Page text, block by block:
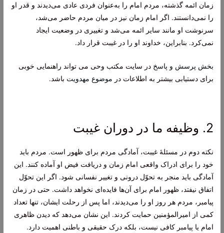
زمان ائمه گذشته، مردم امام را به‌عنوان فردی عادی می‌دیدند و قدر او
را نمی‌دانستند. اگر امام زمان نیز در میان مردم حاضر می‌شد،
سرنوشت او مانند سایر ائمه می‌شد و تغییری در وضعیت ایجاد
نمی‌کرد. بنابراین، خداوند او را در غیبت قرار داد.
بخش پرسش و پاسخ در سایت مکتب وحی می ‌تواند راهنمایی خوبی
برای دستیابی بیشتر به اطلاعات در موضوع مهدویت باشد.
2. وظیفه ما در دوران غیبت
نکته دوم در مسئلۀ غیبت، آمادگی مردم برای ظهور است. مردم باید
خود را برای ادراک واقعی امام زمان و دریافت فیض او آماده کنند. این
آمادگی باید منجر به تحوّل درونی و تغییر نفسانی شود. اگر این تحوّل
اتفاق نیفتد، ظهور امام برای آن‌ها فایده‌ای نخواهد داشت. حتی در زمان
پیامبر، مردم هر روز او را می‌دیدند، اما پس از رحلت ایشان، تنها تعداد
کمی از امیرالمؤمنین حمایت کردند. این نشان می‌دهد که دیدن ظاهری
امام یا پیامبر کافی نیست، بلکه درک حقیقی و باطنی اهمیت دارد.